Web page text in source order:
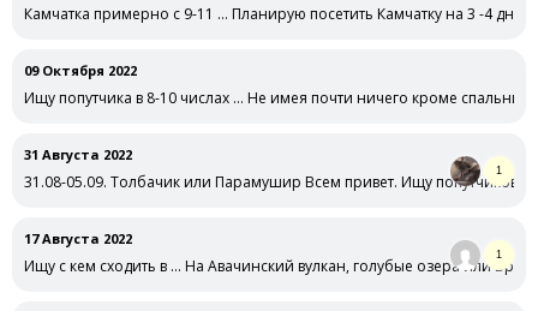
Камчатка примерно с 9-11 … Планирую посетить Камчатку на 3 -4 дня
09 Октября 2022
Ищу попутчика в 8-10 числах … Не имея почти ничего кроме
31 Августа 2022
31.08-05.09. Толбачик или Парамушир Всем привет. Ищу попутчиков
1
17 Августа 2022
Ищу с кем сходить в … На Авачинский вулкан, голубые озера или
1